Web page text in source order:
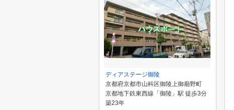
ディアステージ御陵
京都府京都市山科区御陵上御廟野町
京都地下鉄東西線「御陵」駅 徒歩3分
築23年